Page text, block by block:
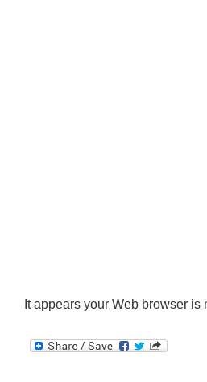
It appears your Web browser